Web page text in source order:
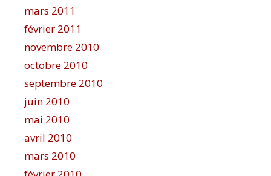
mars 2011
février 2011
novembre 2010
octobre 2010
septembre 2010
juin 2010
mai 2010
avril 2010
mars 2010